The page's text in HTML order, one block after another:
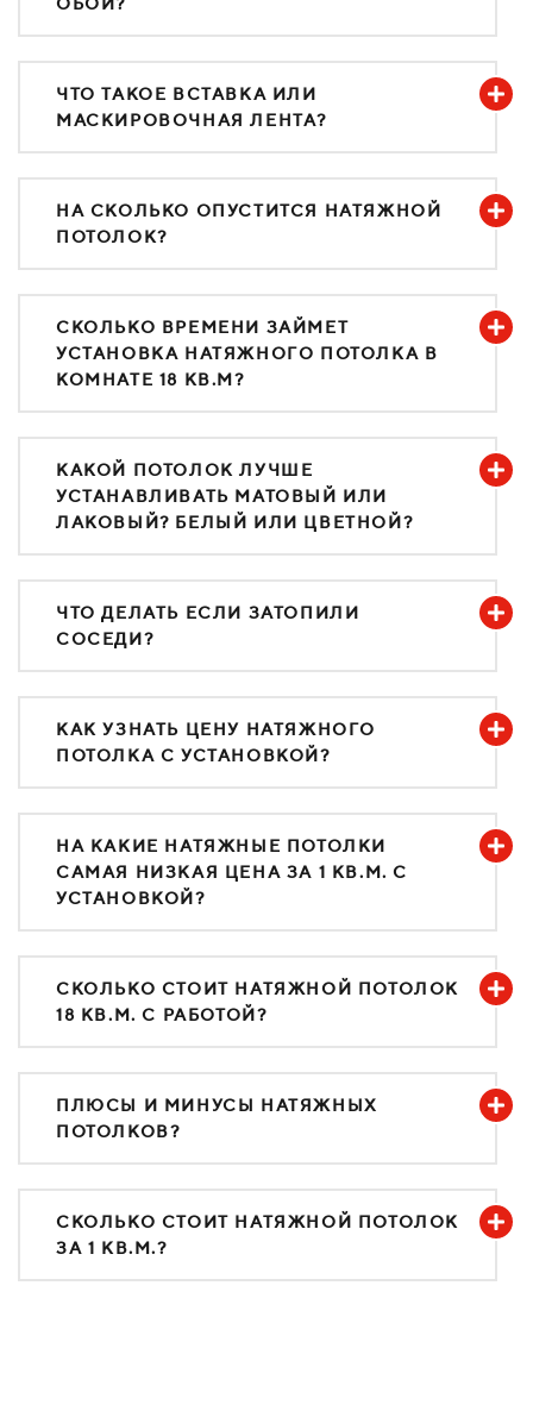
ОБОИ?
ЧТО ТАКОЕ ВСТАВКА ИЛИ
МАСКИРОВОЧНАЯ ЛЕНТА?
НА СКОЛЬКО ОПУСТИТСЯ НАТЯЖНОЙ
ПОТОЛОК?
СКОЛЬКО ВРЕМЕНИ ЗАЙМЕТ
УСТАНОВКА НАТЯЖНОГО ПОТОЛКА В
КОМНАТЕ 18 КВ.М?
КАКОЙ ПОТОЛОК ЛУЧШЕ
УСТАНАВЛИВАТЬ МАТОВЫЙ ИЛИ
ЛАКОВЫЙ? БЕЛЫЙ ИЛИ ЦВЕТНОЙ?
ЧТО ДЕЛАТЬ ЕСЛИ ЗАТОПИЛИ
СОСЕДИ?
КАК УЗНАТЬ ЦЕНУ НАТЯЖНОГО
ПОТОЛКА С УСТАНОВКОЙ?
НА КАКИЕ НАТЯЖНЫЕ ПОТОЛКИ
САМАЯ НИЗКАЯ ЦЕНА ЗА 1 КВ.М. С
УСТАНОВКОЙ?
СКОЛЬКО СТОИТ НАТЯЖНОЙ ПОТОЛОК
18 КВ.М. С РАБОТОЙ?
ПЛЮСЫ И МИНУСЫ НАТЯЖНЫХ
ПОТОЛКОВ?
СКОЛЬКО СТОИТ НАТЯЖНОЙ ПОТОЛОК
ЗА 1 КВ.М.?